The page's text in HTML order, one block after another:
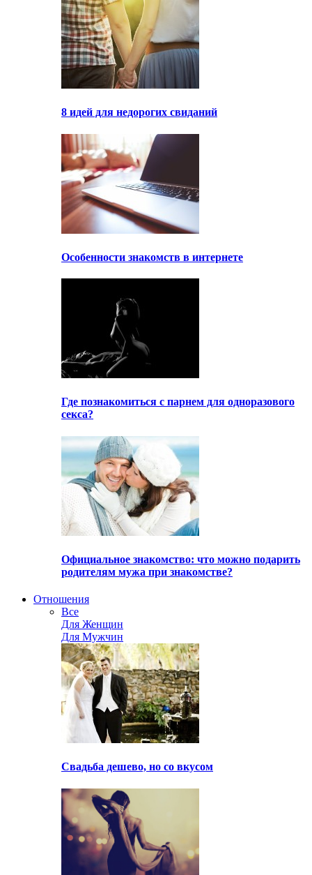
8 идей для недорогих свиданий
Особенности знакомств в интернете
Где познакомиться с парнем для одноразового
секса?
Официальное знакомство: что можно подарить
родителям мужа при знакомстве?
Отношения
Все
Для Женщин
Для Мужчин
Свадьба дешево, но со вкусом